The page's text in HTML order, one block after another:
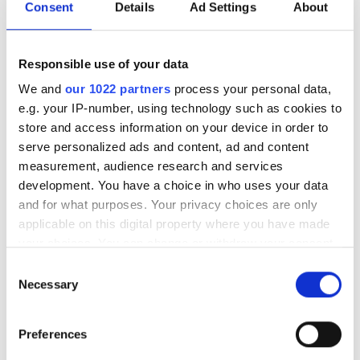
Consent Details Ad Settings About
Responsible use of your data
We and our 1022 partners process your personal data,
e.g. your IP-number, using technology such as cookies to
store and access information on your device in order to
serve personalized ads and content, ad and content
measurement, audience research and services
development. You have a choice in who uses your data
and for what purposes. Your privacy choices are only
applicable on this digital property where you have made
the Privacy trigger icon.
Collect information about your geographical
Selection
Necessary
Preferences
жиі жасауым керек?
Бүйрек қызметін сәтті алмастыру және ағзаның
қалыпты жұмысын сақтау үшін диализдің апталық
күн тәртібіңіздің бір бөлігіне айналуы өте маңызды.
Белгілі бір күндерде және нақты уақыт аралығында
диализ жасау қанның жеткілікті тазалануына және
ағзадан артық сұйықтықтың шығарылуына
мүмкіндік береді.
Қазіргі деректерге сәйкес, орталықта жүргізілетін
аптасына 3 рет,
әр сеансшамамен 4 сағат
өзгереді, және диализ сеанстарының ұзақтығы мен